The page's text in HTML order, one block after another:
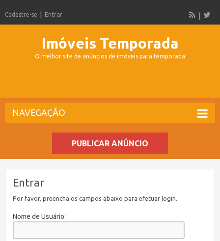
Cadastre-se Entrar
Imóveis Temporada
O melhor site de anúncios de imóveis para temporada
NAVEGAÇÃO
PUBLICAR ANÚNCIO
Entrar
Por favor, preencha os campos abaixo para efetuar login.
Nome de Usuário: